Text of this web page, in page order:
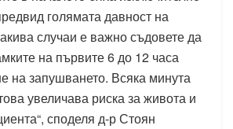
голямата давност на
случаи е важно съдовете да
на първите 6 до 12 часа
на запушването. Всяка минута
увеличава риска за живота и
споделя д-р Стоян